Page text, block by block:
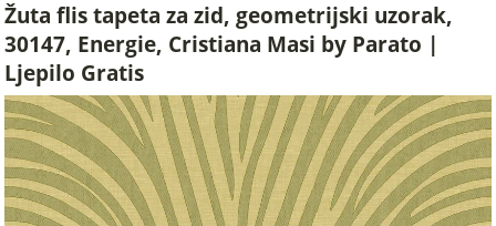
Žuta flis tapeta za zid, geometrijski uzorak,
30147, Energie, Cristiana Masi by Parato |
Ljepilo Gratis